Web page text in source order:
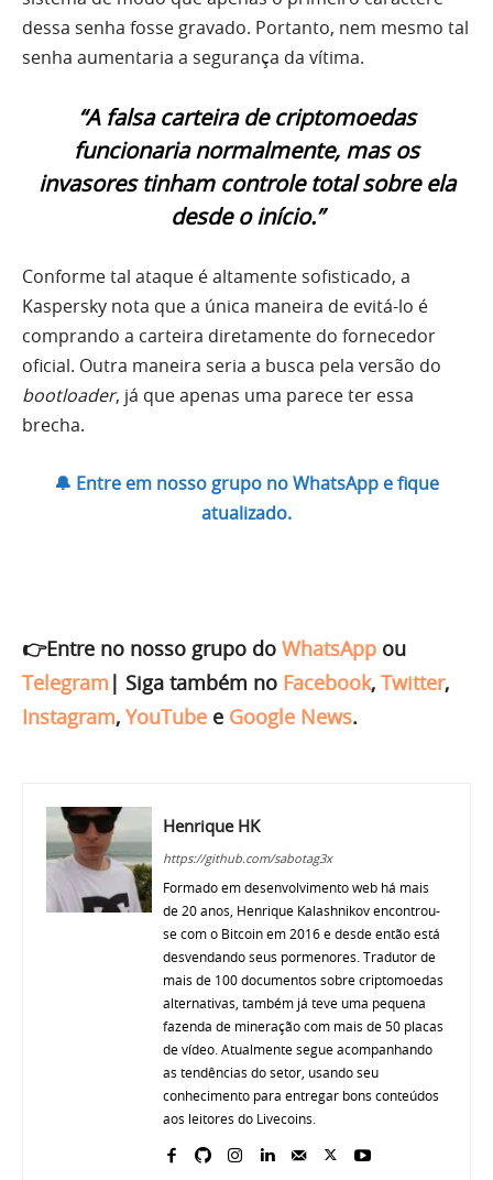
dessa senha fosse gravado. Portanto, nem mesmo tal
senha aumentaria a segurança da vítima.
“A falsa carteira de criptomoedas
funcionaria normalmente, mas os
invasores tinham controle total sobre ela
desde o início.”
Conforme tal ataque é altamente sofisticado, a
Kaspersky nota que a única maneira de evitá-lo é
comprando a carteira diretamente do fornecedor
oficial. Outra maneira seria a busca pela versão do
bootloader, já que apenas uma parece ter essa
brecha.
🔔 Entre em nosso grupo no WhatsApp e fique
atualizado.
👉Entre no nosso grupo do WhatsApp ou
Telegram | Siga também no Facebook, Twitter,
Instagram, YouTube e Google News.
Henrique HK
https://github.com/sabotag3x
Formado em desenvolvimento web há mais
de 20 anos, Henrique Kalashnikov encontrou-
se com o Bitcoin em 2016 e desde então está
desvendando seus pormenores. Tradutor de
mais de 100 documentos sobre criptomoedas
alternativas, também já teve uma pequena
fazenda de mineração com mais de 50 placas
de vídeo. Atualmente segue acompanhando
as tendências do setor, usando seu
conhecimento para entregar bons conteúdos
aos leitores do Livecoins.